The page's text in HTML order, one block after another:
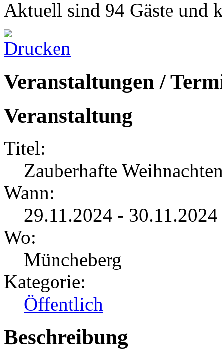
Aktuell sind 94 Gäste und
Veranstaltungen /
Veranstaltung
Titel:
Zauberhafte
Wann:
29.11.2024 - 30.11.2024
Wo:
Müncheberg
Kategorie:
Öffentlich
Beschreibung